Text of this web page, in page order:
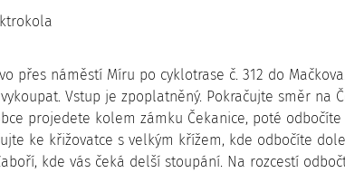
přes náměstí Míru po cyklotrase č. 312 do
Vstup je zpoplatněný. Pokračujte směr
projedete kolem zámku Čekanice, poté
ke křižovatce s velkým křížem, kde odbočíte
kde vás čeká delší stoupání. Na rozcestí